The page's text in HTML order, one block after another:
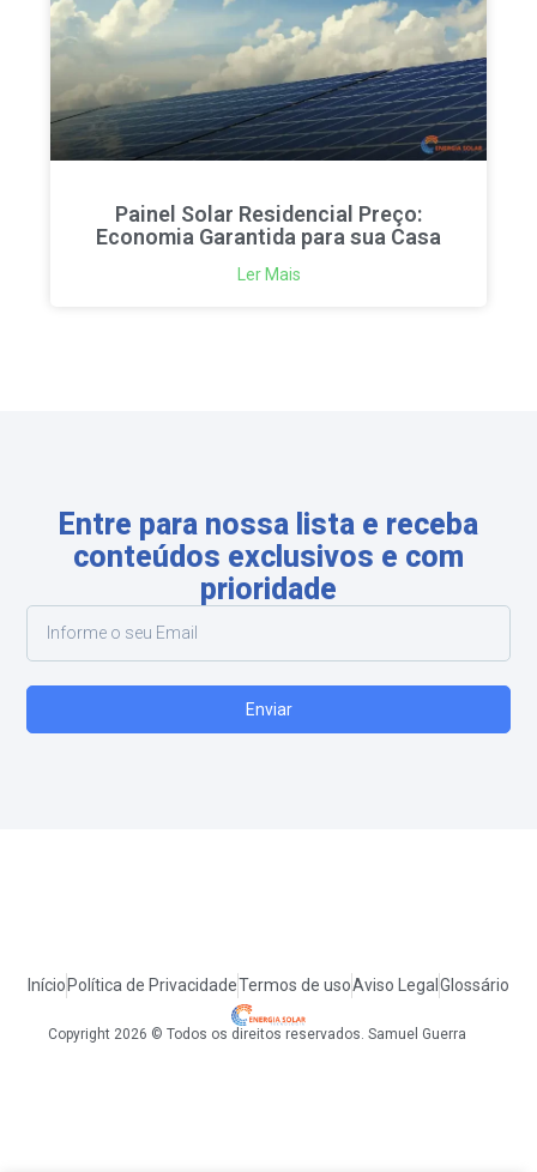
Painel Solar Residencial Preço:
Economia Garantida para sua Casa
Ler Mais
Entre para nossa lista e receba
conteúdos exclusivos e com
prioridade
Enviar
Início Política de PrivacidadeTermos de usoAviso Legal Glossário
Copyright 2026 © Todos os direitos reservados. Samuel Guerra